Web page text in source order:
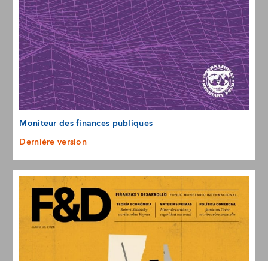
Moniteur des finances publiques
Dernière version